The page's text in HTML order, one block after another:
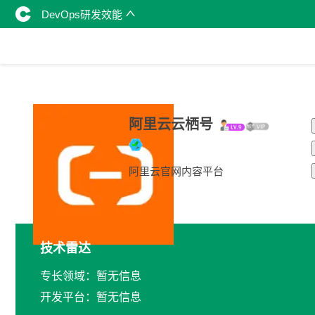
DevOps研发效能
阿里云云栖号
阿里云官网内容平台
技术雷达
专长领域：暂无信息
开发平台：暂无信息